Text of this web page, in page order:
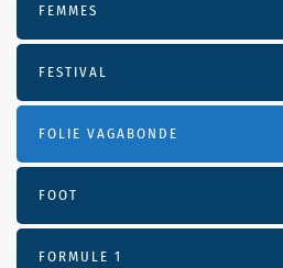
FEMMES
FESTIVAL
FOLIE VAGABONDE
FOOT
FORMULE 1